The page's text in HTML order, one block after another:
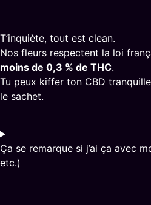
T’inquiète, tout est clean.
Nos fleurs respectent la loi
moins de 0,3 % de THC.
Tu peux kiffer ton CBD
le sachet.
Ça se remarque si j’ai ça avec
etc.)